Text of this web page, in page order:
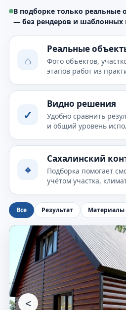
В подборке только реальные
— без рендеров и шаблонных
⌂
Реальные
Фото объектов,
этапов работ из
✓
Видно решения
Удобно сравнить
и общий уровень
⌖
Сахалинский
Подборка помогает
учётом участка,
Все Результат Материалы
<